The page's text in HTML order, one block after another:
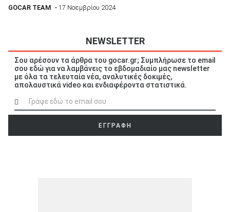
GOCAR TEAM • 17 Νοεμβρίου 2024
NEWSLETTER
Σου αρέσουν τα άρθρα του gocar.gr; Συμπλήρωσε το email
σου εδώ για να λαμβάνεις το εβδομαδιαίο μας newsletter
με όλα τα τελευταία νέα, αναλυτικές δοκιμές,
απολαυστικά video και ενδιαφέροντα στατιστικά.
ΕΓΓΡΑΦΗ